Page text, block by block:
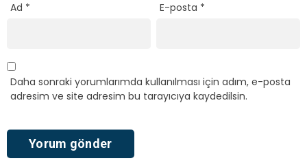
Ad * E-posta *
Daha sonraki yorumlarımda kullanılması için adım, e-posta
adresim ve site adresim bu tarayıcıya kaydedilsin.